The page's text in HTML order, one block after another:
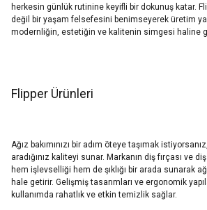
herkesin günlük rutinine keyifli bir dokunuş katar.
değil bir yaşam felsefesini benimseyerek üretim
modernliğin, estetiğin ve kalitenin simgesi haline
Flipper Ürünleri
Ağız bakımınızı bir adım öteye taşımak
aradığınız kaliteyi sunar. Markanın diş fırçası ve
hem işlevselliği hem de şıklığı bir arada sunarak
hale getirir. Gelişmiş tasarımları ve ergonomik
kullanımda rahatlık ve etkin temizlik sağlar.